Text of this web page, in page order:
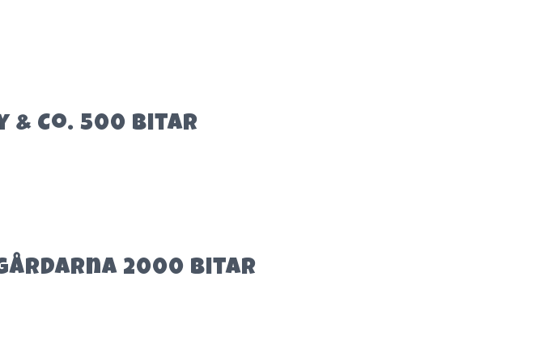
& Co. 500 bitar
2000 bitar